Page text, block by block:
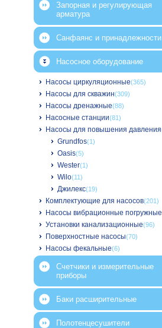
Запорная и регулирующая
арматура
Санфаянс и принадлежности
Насосное оборудование
Насосы циркуляционные(365)
Насосы для скважин(309)
Насосы дренажные(88)
Насосные станции(81)
Насосы для повышения давления
Grundfos(1)
Oasis(5)
Wester(1)
Wilo(11)
Джилекс(19)
Комплектующие для насосов(201)
Насосы вибрационные погружные
Установки канализационные(96)
Поверхностные насосы(70)
Насосы фекальные(6)
Счетчики и измерительные
приборы
Баки расширительные
Полотенцесушители